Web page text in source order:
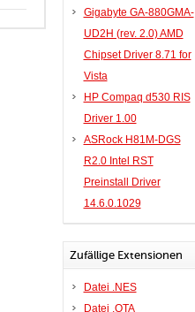
Gigabyte GA-880GMA-
UD2H (rev. 2.0) AMD
Chipset Driver 8.71 for
Vista
HP Compaq d530 RIS
Driver 1.00
ASRock H81M-DGS
R2.0 Intel RST
Preinstall Driver
14.6.0.1029
Zufällige Extensionen
Datei .NES
Datei .OTA